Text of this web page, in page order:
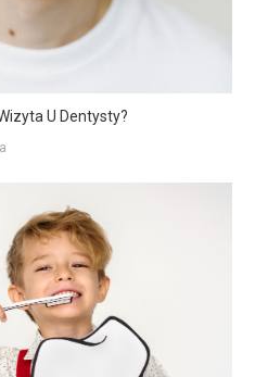
U Dentysty?